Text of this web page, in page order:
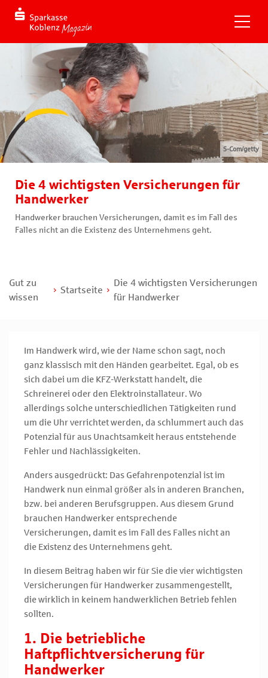
Die 4 wichtigsten Versicherungen für
Handwerker
Handwerker brauchen Versicherungen, damit es im Fall des
Falles nicht an die Existenz des Unternehmens geht.
S-Com/getty
Gut zu
wissen
Startseite
Die 4 wichtigsten Versicherungen
für Handwerker
Im Handwerk wird, wie der Name schon sagt, noch
ganz klassisch mit den Händen gearbeitet. Egal, ob es
sich dabei um die KFZ-Werkstatt handelt, die
Schreinerei oder den Elektroinstallateur. Wo
allerdings solche unterschiedlichen Tätigkeiten rund
um die Uhr verrichtet werden, da schlummert auch das
Potenzial für aus Unachtsamkeit heraus entstehende
Fehler und Nachlässigkeiten.
Anders ausgedrückt: Das Gefahrenpotenzial ist im
Handwerk nun einmal größer als in anderen Branchen,
bzw. bei anderen Berufsgruppen. Aus diesem Grund
brauchen Handwerker entsprechende
Versicherungen, damit es im Fall des Falles nicht an
die Existenz des Unternehmens geht.
In diesem Beitrag haben wir für Sie die vier wichtigsten
Versicherungen für Handwerker zusammengestellt,
die wirklich in keinem handwerklichen Betrieb fehlen
sollten.
1. Die betriebliche
Haftpflichtversicherung für
Handwerker